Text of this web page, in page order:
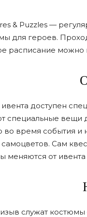
& Puzzles —
для героев.
расписание
доступен
специальные
во время события
Сам
меняются от ивента
служат